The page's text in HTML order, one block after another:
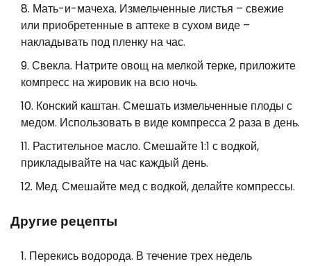
Мать-и-мачеха. Измельченные листья – свежие
или приобретенные в аптеке в сухом виде –
накладывать под пленку на час.
Свекла. Натрите овощ на мелкой терке, приложите
компресс на жировик на всю ночь.
Конский каштан. Смешать измельченные плоды с
медом. Использовать в виде компресса 2 раза в день.
Растительное масло. Смешайте 1:1 с водкой,
прикладывайте на час каждый день.
Мед. Смешайте мед с водкой, делайте компрессы.
Другие рецепты
Перекись водорода. В течение трех недель